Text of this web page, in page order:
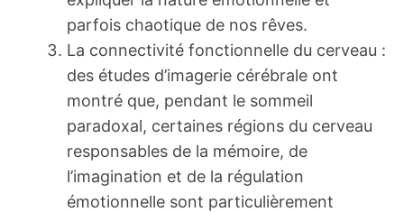
parfois chaotique de nos rêves.
La connectivité fonctionnelle du cerveau :
des études d’imagerie cérébrale ont
montré que, pendant le sommeil
paradoxal, certaines régions du cerveau
responsables de la mémoire, de
l’imagination et de la régulation
émotionnelle sont particulièrement